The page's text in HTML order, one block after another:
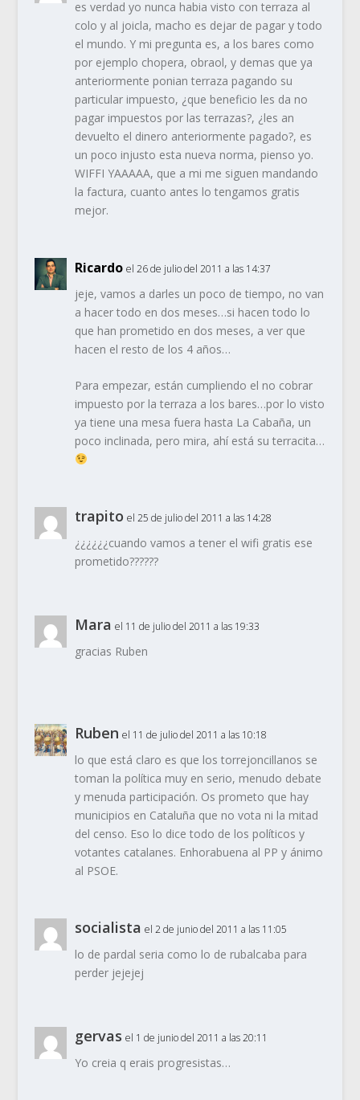
es verdad yo nunca habia visto con terraza al
colo y al joicla, macho es dejar de pagar y todo
el mundo. Y mi pregunta es, a los bares como
por ejemplo chopera, obraol, y demas que ya
anteriormente ponian terraza pagando su
particular impuesto, ¿que beneficio les da no
pagar impuestos por las terrazas?, ¿les an
devuelto el dinero anteriormente pagado?, es
un poco injusto esta nueva norma, pienso yo.
WIFFI YAAAAA, que a mi me siguen mandando
la factura, cuanto antes lo tengamos gratis
mejor.
Ricardo el 26 de julio del 2011 a las 14:37
jeje, vamos a darles un poco de tiempo, no van
a hacer todo en dos meses…si hacen todo lo
que han prometido en dos meses, a ver que
hacen el resto de los 4 años…
Para empezar, están cumpliendo el no cobrar
impuesto por la terraza a los bares…por lo visto
ya tiene una mesa fuera hasta La Cabaña, un
poco inclinada, pero mira, ahí está su terracita…
trapito el 25 de julio del 2011 a las 14:28
¿¿¿¿¿¿cuando vamos a tener el wifi gratis ese
prometido??????
Mara el 11 de julio del 2011 a las 19:33
gracias Ruben
Ruben el 11 de julio del 2011 a las 10:18
lo que está claro es que los torrejoncillanos se
toman la política muy en serio, menudo debate
y menuda participación. Os prometo que hay
municipios en Cataluña que no vota ni la mitad
del censo. Eso lo dice todo de los políticos y
votantes catalanes. Enhorabuena al PP y ánimo
al PSOE.
socialista el 2 de junio del 2011 a las 11:05
lo de pardal seria como lo de rubalcaba para
perder jejejej
gervas el 1 de junio del 2011 a las 20:11
Yo creia q erais progresistas…